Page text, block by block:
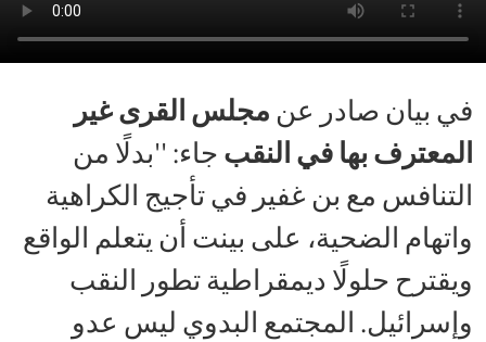
في بيان صادر عن مجلس القرى غير
المعترف بها في النقب جاء: ''بدلًا من
التنافس مع بن غفير في تأجيج الكراهية
واتهام الضحية، على بينت أن يتعلم الواقع
ويقترح حلولًا ديمقراطية تطور النقب
وإسرائيل. المجتمع البدوي ليس عدو